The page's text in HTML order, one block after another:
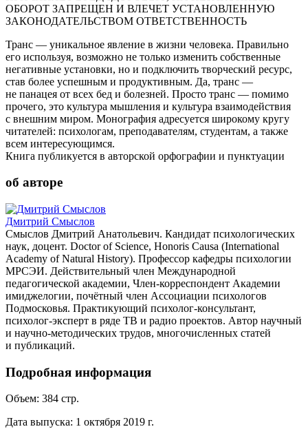
ОБОРОТ ЗАПРЕЩЕН И ВЛЕЧЕТ УСТАНОВЛЕННУЮ
ЗАКОНОДАТЕЛЬСТВОМ ОТВЕТСТВЕННОСТЬ
Транс — уникальное явление в жизни человека. Правильно
его используя, возможно не только изменить собственные
негативные установки, но и подключить творческий ресурс,
став более успешным и продуктивным. Да, транс —
не панацея от всех бед и болезней. Просто транс — помимо
прочего, это культура мышления и культура взаимодействия
с внешним миром. Монография адресуется широкому кругу
читателей: психологам, преподавателям, студентам, а также
всем интересующимся.
Книга публикуется в авторской орфографии и пунктуации
об авторе
Дмитрий Смыслов
Смыслов Дмитрий Анатольевич. Кандидат психологических
наук, доцент. Doctor of Science, Honoris Causa (International
Academy of Natural History). Профессор кафедры психологии
МРСЭИ. Действительный член Международной
педагогической академии, Член-корреспондент Академии
имиджелогии, почётный член Ассоциации психологов
Подмосковья. Практикующий психолог-консультант,
психолог-эксперт в ряде ТВ и радио проектов. Автор научный
и научно-методических трудов, многочисленных статей
и публикаций.
Подробная информация
Объем: 384 стр.
Дата выпуска: 1 октября 2019 г.